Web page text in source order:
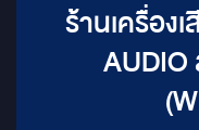
ร้านเครื่อง
AUDIO สาขาศรีนครินทร์